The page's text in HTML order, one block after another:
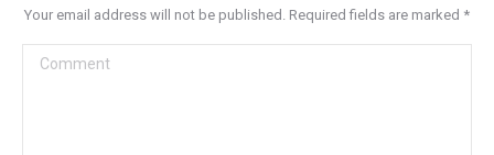
Your email address will not be published. Required fields are marked *
Comment